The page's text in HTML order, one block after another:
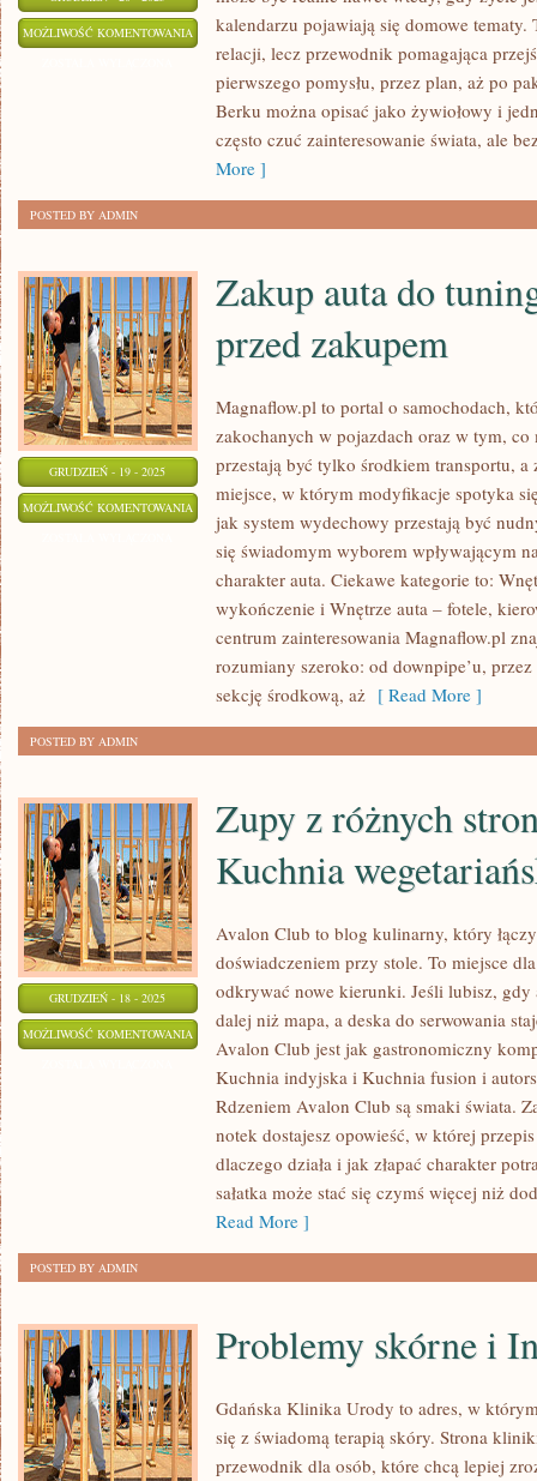
MOŻLIWOŚĆ KOMENTOWANIA GRECJA
PARYŻ
kalendarzu pojawiają się domowe tematy.
relacji, lecz przewodnik pomagająca
pierwszego pomysłu, przez plan, aż po
Berku można opisać jako żywiołowy i
często czuć zainteresowanie świata, ale
More ]
POSTED BY ADMIN
GRUDZIEŃ - 19 - 2025
MOŻLIWOŚĆ KOMENTOWANIA
AUTA
Zakup auta do
przed zakupem
Magnaflow.pl to portal o samochodach,
zakochanych w pojazdach oraz w tym,
przestają być tylko środkiem transportu,
miejsce, w którym modyfikacje spotyka
jak system wydechowy przestają być
się świadomym wyborem wpływającym
charakter auta. Ciekawe kategorie to:
wykończenie i Wnętrze auta – fotele,
centrum zainteresowania Magnaflow.pl
rozumiany szeroko: od downpipe’u,
sekcję środkową, aż [ Read More ]
POSTED BY ADMIN
GRUDZIEŃ - 18 - 2025
MOŻLIWOŚĆ KOMENTOWANIA
KUCHNIA
Zupy z różnych
Kuchnia
Avalon Club to blog kulinarny, który
doświadczeniem przy stole. To miejsce
odkrywać nowe kierunki. Jeśli lubisz,
dalej niż mapa, a deska do serwowania
Avalon Club jest jak gastronomiczny
Kuchnia indyjska i Kuchnia fusion i
Rdzeniem Avalon Club są smaki świata.
notek dostajesz opowieść, w której
dlaczego działa i jak złapać charakter
sałatka może stać się czymś więcej niż
Read More ]
POSTED BY ADMIN
Problemy skórne i
Gdańska Klinika Urody to adres, w
się z świadomą terapią skóry. Strona
przewodnik dla osób, które chcą lepiej